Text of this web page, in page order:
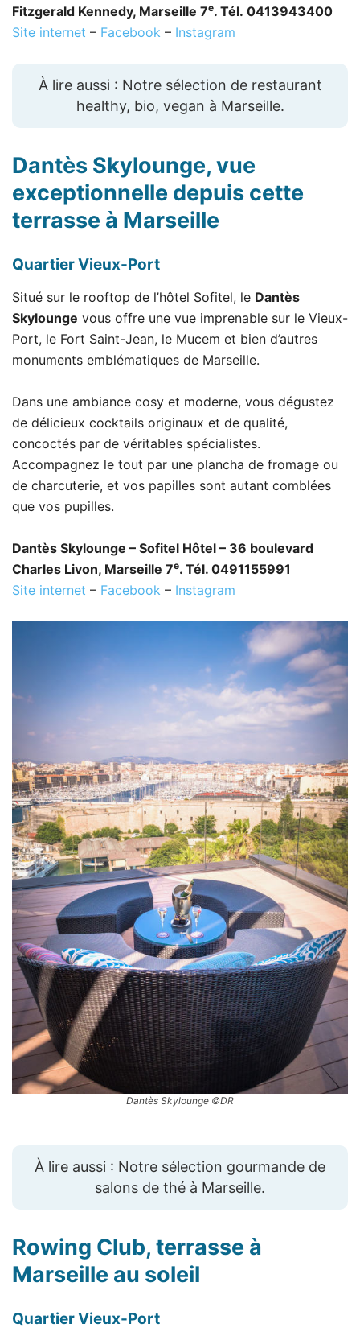
Fitzgerald Kennedy, Marseille 7e. Tél. 0413943400
Site internet – Facebook – Instagram
À lire aussi : Notre sélection de restaurant
healthy, bio, vegan à Marseille.
Dantès Skylounge, vue
exceptionnelle depuis cette
terrasse à Marseille
Quartier Vieux-Port
Situé sur le rooftop de l’hôtel Sofitel, le Dantès
Skylounge vous offre une vue imprenable sur le Vieux-
Port, le Fort Saint-Jean, le Mucem et bien d’autres
monuments emblématiques de Marseille.
Dans une ambiance cosy et moderne, vous dégustez
de délicieux cocktails originaux et de qualité,
concoctés par de véritables spécialistes.
Accompagnez le tout par une plancha de fromage ou
de charcuterie, et vos papilles sont autant comblées
que vos pupilles.
Dantès Skylounge – Sofitel Hôtel – 36 boulevard
Charles Livon, Marseille 7e. Tél. 0491155991
Site internet – Facebook – Instagram
Dantès Skylounge ©DR
À lire aussi : Notre sélection gourmande de
salons de thé à Marseille.
Rowing Club, terrasse à
Marseille au soleil
Quartier Vieux-Port